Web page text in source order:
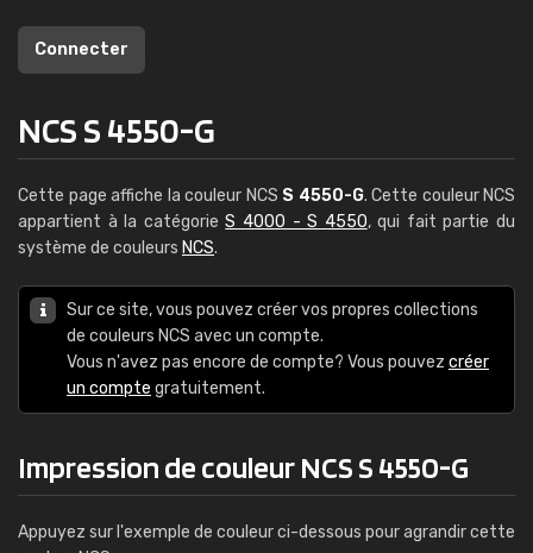
Connecter
NCS S 4550-G
Cette page affiche la couleur NCS S 4550-G. Cette couleur NCS
appartient à la catégorieS 4000 - S 4550, qui fait partie du
système de couleurs NCS.
Sur ce site, vous pouvez créer vos propres collections
de couleurs NCS avec un compte.
Vous n'avez pas encore de compte? Vous pouvez créer
un compte gratuitement.
Impression de couleur NCS S 4550-G
Appuyez sur l'exemple de couleur ci-dessous pour agrandir cette